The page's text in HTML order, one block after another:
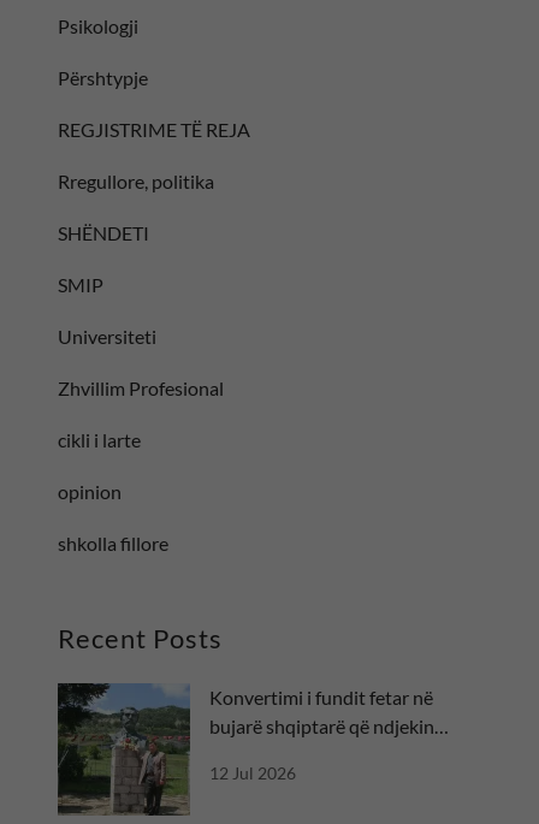
Psikologji
Përshtypje
REGJISTRIME TË REJA
Rregullore, politika
SHËNDETI
SMIP
Universiteti
Zhvillim Profesional
cikli i larte
opinion
shkolla fillore
Recent Posts
Konvertimi i fundit fetar në
bujarë shqiptarë që ndjekin
12 Jul 2026